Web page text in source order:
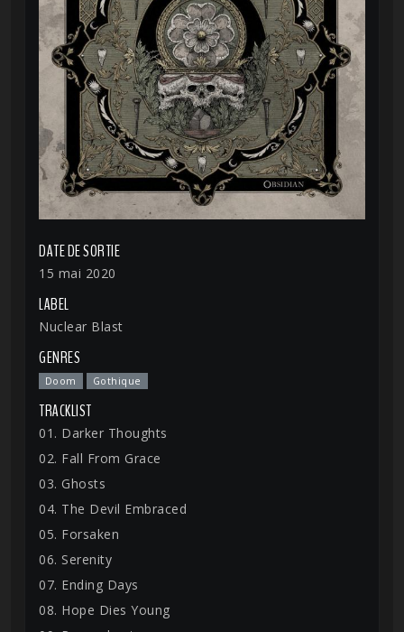
DATE DE SORTIE
15 mai 2020
LABEL
Nuclear Blast
GENRES
Doom Gothique
TRACKLIST
01. Darker Thoughts
02. Fall From Grace
03. Ghosts
04. The Devil Embraced
05. Forsaken
06. Serenity
07. Ending Days
08. Hope Dies Young